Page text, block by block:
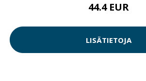
44.4 EUR
LISÄTIETOJA